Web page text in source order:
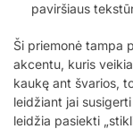
paviršiaus
Ši priemonė tampa
akcentu, kuris
kaukę ant švarios,
leidžiant jai
leidžia pasiekti